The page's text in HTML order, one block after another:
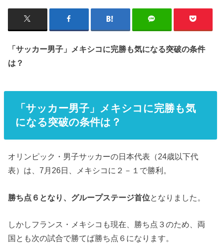
「サッカー男子」メキシコに完勝も気になる突破の条件
は？
「サッカー男子」メキシコに完勝も気
になる突破の条件は？
オリンピック・男子サッカーの日本代表（24歳以下代
表）は、7月26日、メキシコに２－１で勝利。
勝ち点６となり、グループステージ首位となりました。
しかしフランス・メキシコも現在、勝ち点３のため、両
国とも次の試合で勝てば勝ち点６になります。